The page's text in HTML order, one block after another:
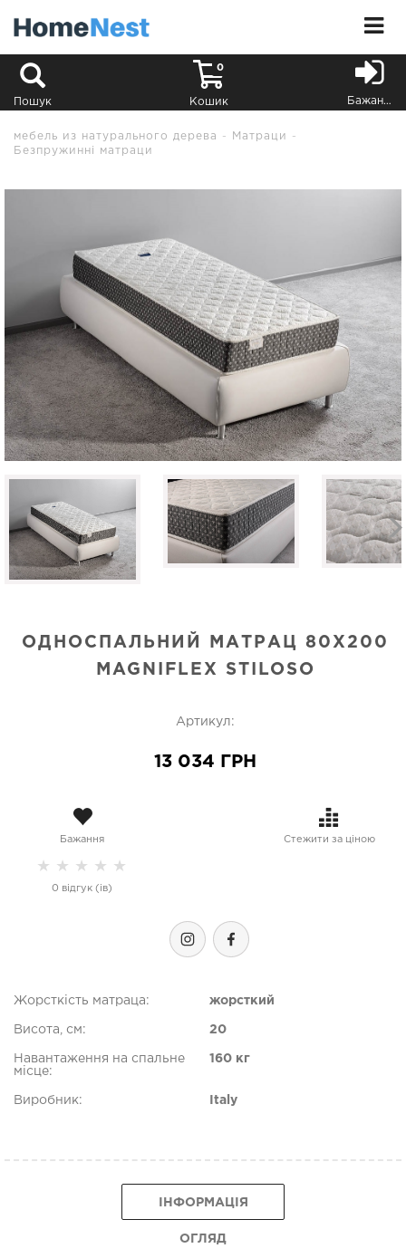
Пошук
0
Кошик Бажання
мебель из натурального дерева
Матраци
Безпружинні матраци
ОДНОСПАЛЬНИЙ МАТРАЦ 80Х200
MAGNIFLEX STILOSO
Артикул:
13 034 ГРН
Бажання Стежити за ціною
★ ★ ★ ★ ★
0 відгук (ів)
Жорсткість матраца: жорсткий
Висота, см: 20
Навантаження на спальне
місце:
160 кг
Виробник: Italy
ІНФОРМАЦІЯ
ОГЛЯД